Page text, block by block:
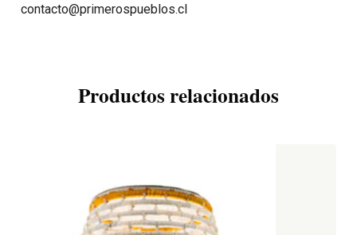
contacto@primerospueblos.cl
Productos relacionados